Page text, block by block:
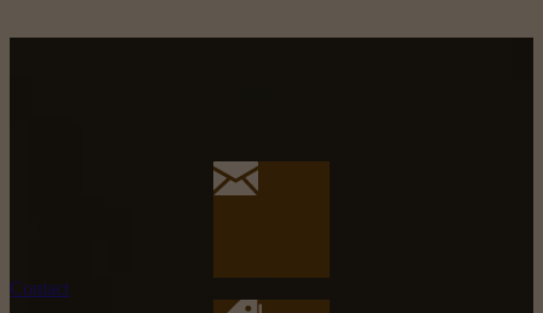
Contact